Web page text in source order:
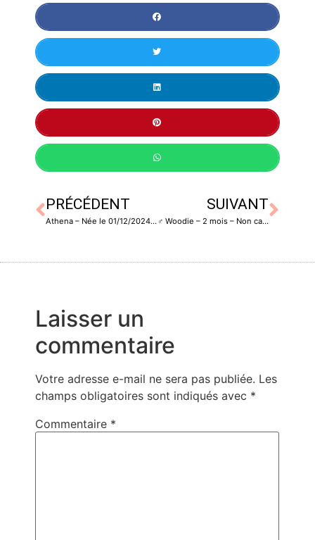
PRÉCÉDENT
Athena – Née le 01/12/2024 – Stérilisée
SUIVANT
♂️ Woodie – 2 mois – Non castré
Laisser un
commentaire
Votre adresse e-mail ne sera pas publiée. Les
champs obligatoires sont indiqués avec *
Commentaire *